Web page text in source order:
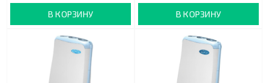
В КОРЗИНУ В КОРЗИНУ